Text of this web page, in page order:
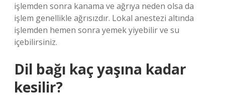
işlemden sonra kanama ve ağrıya neden olsa da
işlem genellikle ağrısızdır. Lokal anestezi altında
işlemden hemen sonra yemek yiyebilir ve su
içebilirsiniz.
Dil bağı kaç yaşına kadar
kesilir?